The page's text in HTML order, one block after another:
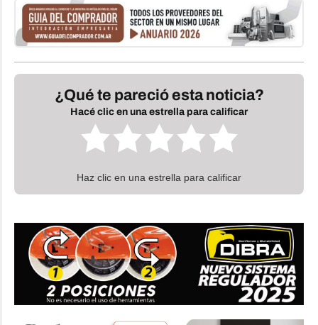
¿Qué te pareció esta noticia?
Hacé clic en una estrella para calificar
Haz clic en una estrella para calificar